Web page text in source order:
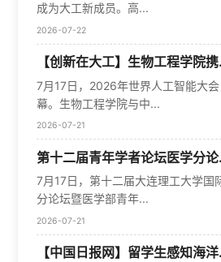
成为大工新成员。高...
2026-07-22
【创新在大工】生物工程学院
7月17日，2026年世界人工智能大
幕。生物工程学院与中...
2026-07-21
第十二届青年学者论坛医学分
7月17日，第十二届大连理工大学国
分论坛暨医学部青年...
2026-07-21
【中国日报网】留学生感知海